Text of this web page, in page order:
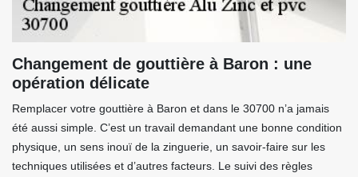
Changement de gouttière à Baron : une
opération délicate
Remplacer votre gouttière à Baron et dans le 30700 n’a jamais
été aussi simple. C’est un travail demandant une bonne condition
physique, un sens inouï de la zinguerie, un savoir-faire sur les
techniques utilisées et d’autres facteurs. Le suivi des règles